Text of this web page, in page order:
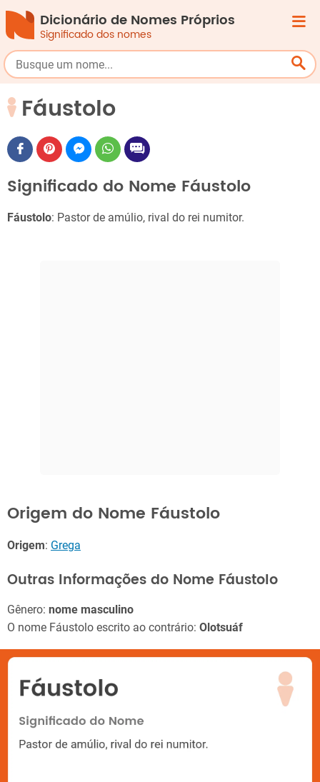
Dicionário de Nomes Próprios
Significado dos nomes
Fáustolo
Significado do Nome Fáustolo
Fáustolo: Pastor de amúlio, rival do rei numitor.
Origem do Nome Fáustolo
Origem: Grega
Outras Informações do Nome Fáustolo
Gênero: nome masculino
O nome Fáustolo escrito ao contrário: Olotsuáf